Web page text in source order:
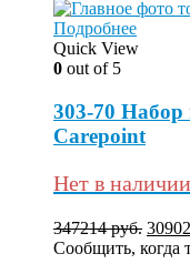
Подробнее
Quick View
0 out of 5
303-70 Набор
Carepoint
Нет в наличии
347214руб.
Сообщить, когда